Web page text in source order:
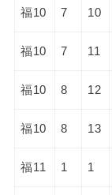
福10 7 10
福10 7 11
福10 8 12
福10 8 13
福11 1 1